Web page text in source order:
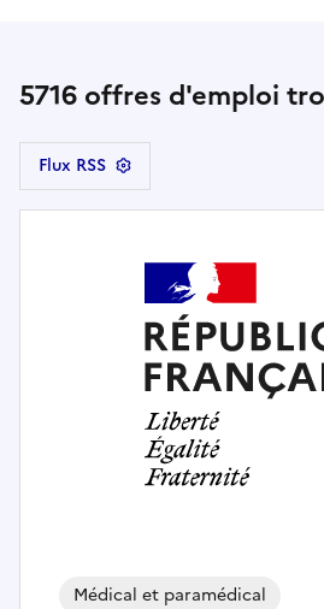
5716 offres d'emploi
Flux RSS
Médical et paramédical